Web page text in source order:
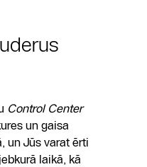
Control Center
un gaisa
un Jūs varat ērti
laikā, kā